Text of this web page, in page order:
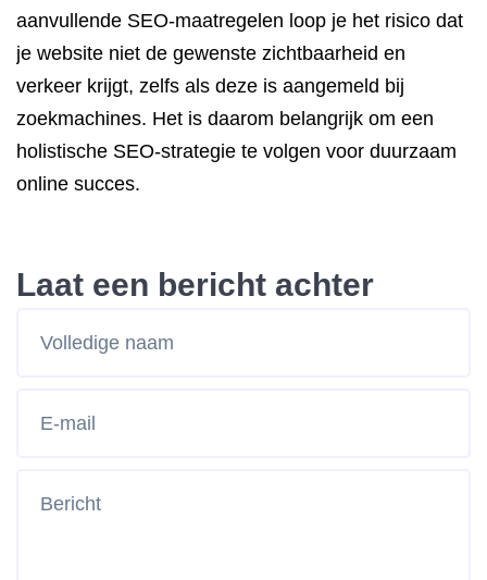
aanvullende SEO-maatregelen loop je het risico dat
je website niet de gewenste zichtbaarheid en
verkeer krijgt, zelfs als deze is aangemeld bij
zoekmachines. Het is daarom belangrijk om een
holistische SEO-strategie te volgen voor duurzaam
online succes.
Laat een bericht achter